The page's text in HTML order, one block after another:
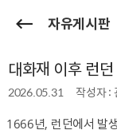
자유게시판
대화재 이후 런
2026.05.31 작성자 :
1666년, 런던에서 발